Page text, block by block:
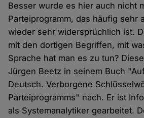
Besser wurde es hier auch nicht
Parteiprogramm, das häufig sehr
wieder sehr widersprüchlich ist.
mit den dortigen Begriffen, mit
Sprache hat man es zu tun?
Jürgen Beetz in seinem Buch
Deutsch. Verborgene
Parteiprogramms" nach. Er ist
als Systemanalytiker gearbeitet.